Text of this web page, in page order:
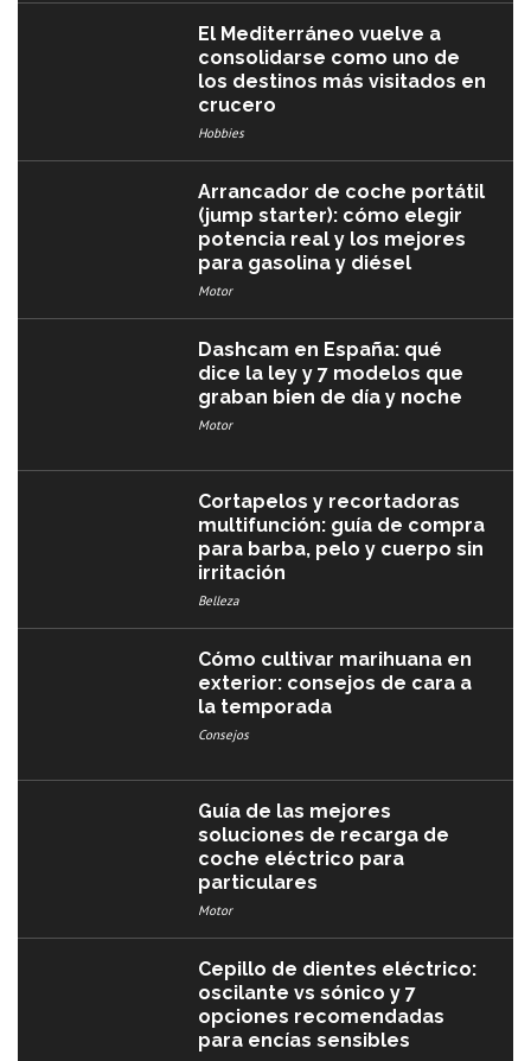
El Mediterráneo vuelve a
consolidarse como uno de
los destinos más visitados en
crucero
Hobbies
Arrancador de coche portátil
(jump starter): cómo elegir
potencia real y los mejores
para gasolina y diésel
Motor
Dashcam en España: qué
dice la ley y 7 modelos que
graban bien de día y noche
Motor
Cortapelos y recortadoras
multifunción: guía de compra
para barba, pelo y cuerpo sin
irritación
Belleza
Cómo cultivar marihuana en
exterior: consejos de cara a
la temporada
Consejos
Guía de las mejores
soluciones de recarga de
coche eléctrico para
particulares
Motor
Cepillo de dientes eléctrico:
oscilante vs sónico y 7
opciones recomendadas
para encías sensibles